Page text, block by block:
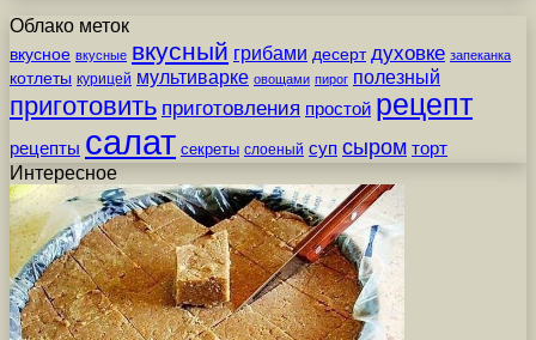
Облако меток
вкусное вкусные вкусный грибами десерт духовке запеканка
котлеты курицей мультиварке овощами пирог полезный
приготовить приготовления простой рецепт
рецепты салат секреты слоеный суп сыром торт
Интересное